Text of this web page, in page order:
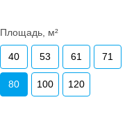
Площадь, м²
40 53 61 71
80 100 120